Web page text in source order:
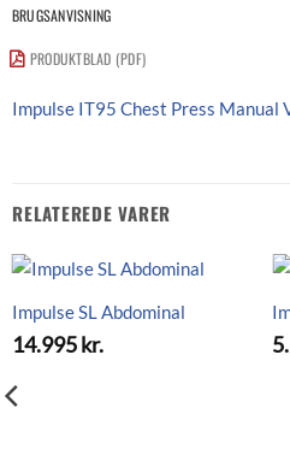
BRUGSANVISNING
PRODUKTBLAD (PDF)
Impulse IT95 Chest Press Manual
RELATEREDE VARER
Impulse SL Abdominal
14.995kr.